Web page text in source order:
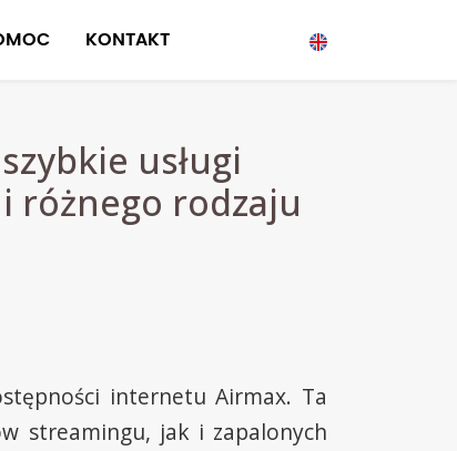
KONTAKT
usługi
różnego rodzaju
internetu Airmax. Ta
streamingu, jak i zapalonych